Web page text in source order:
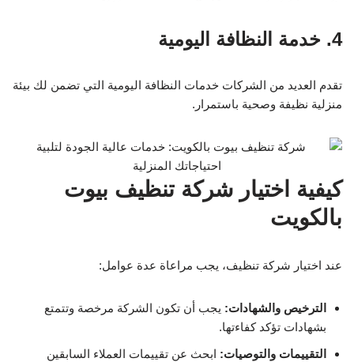
4. خدمة النظافة اليومية
تقدم العديد من الشركات خدمات النظافة اليومية التي تضمن لك بيئة
منزلية نظيفة وصحية باستمرار.
كيفية اختيار شركة تنظيف بيوت
بالكويت
عند اختيار شركة تنظيف، يجب مراعاة عدة عوامل:
الترخيص والشهادات: يجب أن تكون الشركة مرخصة وتتمتع
بشهادات تؤكد كفاءتها.
التقييمات والتوصيات: ابحث عن تقييمات العملاء السابقين